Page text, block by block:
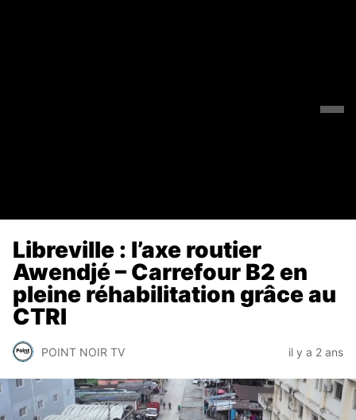
Libreville : l’axe routier
Awendjé – Carrefour B2 en
pleine réhabilitation grâce au
CTRI
POINT NOIR TV il y a 2 ans